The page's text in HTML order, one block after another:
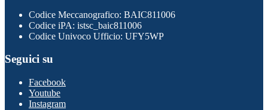
Codice Meccanografico: BAIC811006
Codice iPA: istsc_baic811006
Codice Univoco Ufficio: UFY5WP
Seguici su
Facebook
Youtube
Instagram